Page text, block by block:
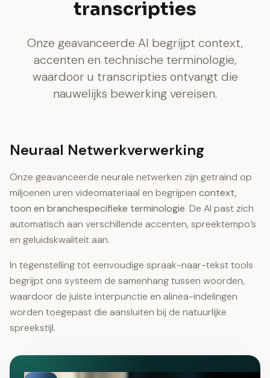
transcripties
Onze geavanceerde AI begrijpt context,
accenten en technische terminologie,
waardoor u transcripties ontvangt die
nauwelijks bewerking vereisen.
Neuraal Netwerkverwerking
Onze geavanceerde neurale netwerken zijn getraind op
miljoenen uren videomateriaal en begrijpen context,
toon en branchespecifieke terminologie. De AI past zich
automatisch aan verschillende accenten, spreektempo’s
en geluidskwaliteit aan.
In tegenstelling tot eenvoudige spraak-naar-tekst tools
begrijpt ons systeem de samenhang tussen woorden,
waardoor de juiste interpunctie en alinea-indelingen
worden toegepast die aansluiten bij de natuurlijke
spreekstijl.